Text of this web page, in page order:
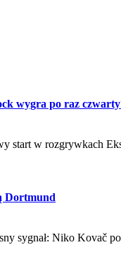
wygra po raz
start w rozgrywkach
Dortmund
sygnał: Niko Kovač